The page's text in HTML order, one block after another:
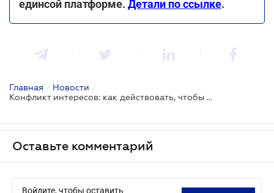
единсой платформе. Детали по ссылке.
Главная / Новости /
Конфликт интересов: как действовать, чтобы не понести ответственность
Оставьте комментарий
Войдите, чтобы оставить